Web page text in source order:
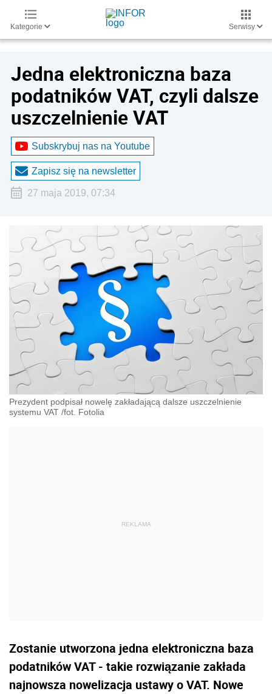
Kategorie Serwisy
Jedna elektroniczna baza
podatników VAT, czyli dalsze
uszczelnienie VAT
Subskrybuj nas na Youtube
Zapisz się na newsletter
27 maja 2019, 07:34
Prezydent podpisał nowelę zakładającą dalsze uszczelnienie
systemu VAT /fot. Fotolia
Zostanie utworzona jedna elektroniczna baza
podatników VAT - takie rozwiązanie zakłada
najnowsza nowelizacja ustawy o VAT. Nowe